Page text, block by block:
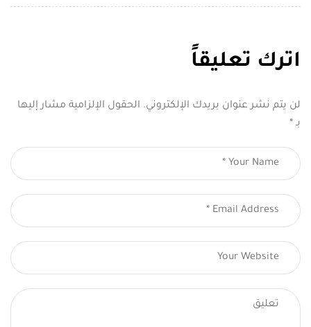
الهدوء
اترك تعليقاً
لن يتم نشر عنوان بريدك الإلكتروني. الحقول الإلزامية مشار إليها
بـ *